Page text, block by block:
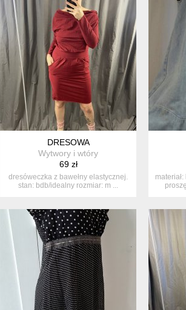
DRESOWA
Wytwory i wtóry
69 zł
dresóweczka z bawełny elastycznej.
stan: bdb/idealny rozmiar: m ...